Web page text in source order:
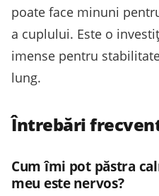
poate face minuni
a cuplului. Este o
imense pentru
lung.
Întrebări
Cum îmi pot păstra
meu este nervos?